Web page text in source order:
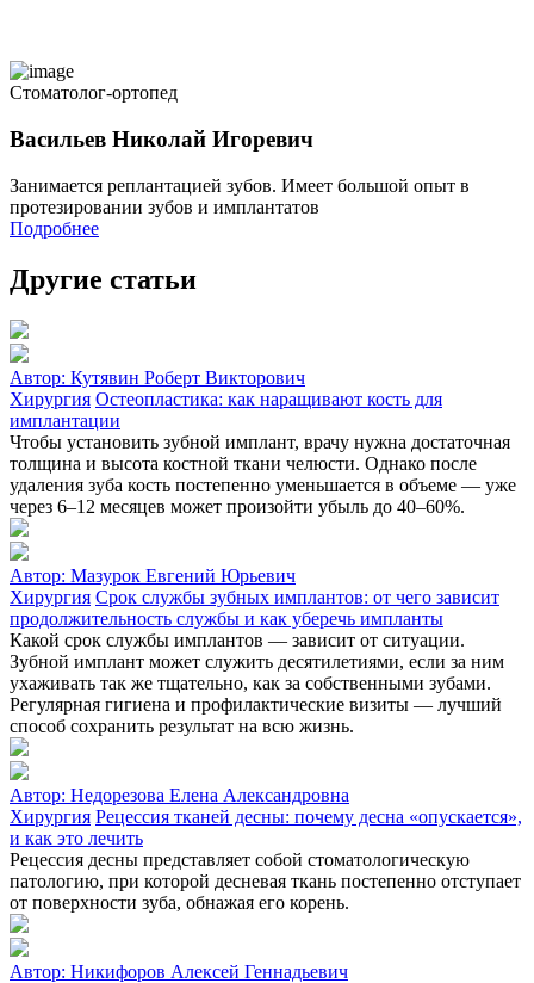
Стоматолог-ортопед
Васильев Николай Игоревич
Занимается реплантацией зубов. Имеет большой опыт в
протезировании зубов и имплантатов
Подробнее
Другие статьи
Автор: Кутявин Роберт Викторович
Хирургия Остеопластика: как наращивают кость для
имплантации
Чтобы установить зубной имплант, врачу нужна достаточная
толщина и высота костной ткани челюсти. Однако после
удаления зуба кость постепенно уменьшается в объеме — уже
через 6–12 месяцев может произойти убыль до 40–60%.
Автор: Мазурок Евгений Юрьевич
Хирургия Срок службы зубных имплантов: от чего зависит
продолжительность службы и как уберечь импланты
Какой срок службы имплантов — зависит от ситуации.
Зубной имплант может служить десятилетиями, если за ним
ухаживать так же тщательно, как за собственными зубами.
Регулярная гигиена и профилактические визиты — лучший
способ сохранить результат на всю жизнь.
Автор: Недорезова Елена Александровна
Хирургия Рецессия тканей десны: почему десна «опускается»,
и как это лечить
Рецессия десны представляет собой стоматологическую
патологию, при которой десневая ткань постепенно отступает
от поверхности зуба, обнажая его корень.
Автор: Никифоров Алексей Геннадьевич